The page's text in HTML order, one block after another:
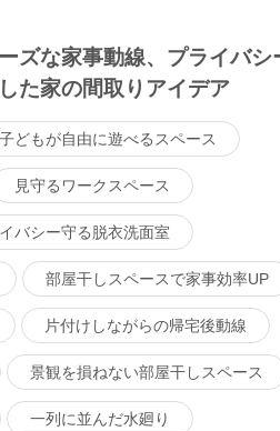
ズな家事動線、プライバシ
た家の間取りアイデア
子どもが自由に遊べるスペース
見守るワークスペース
バシー守る脱衣洗面室
部屋干しスペースで家事効率UP
片付けしながらの帰宅後動線
景観を損ねない部屋干しスペース
一列に並んだ水廻り